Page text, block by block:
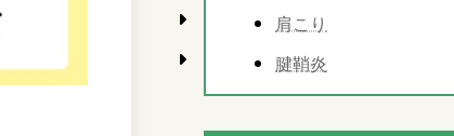
肩こり
腱鞘炎